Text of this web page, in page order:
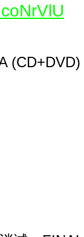
(CD+DVD)